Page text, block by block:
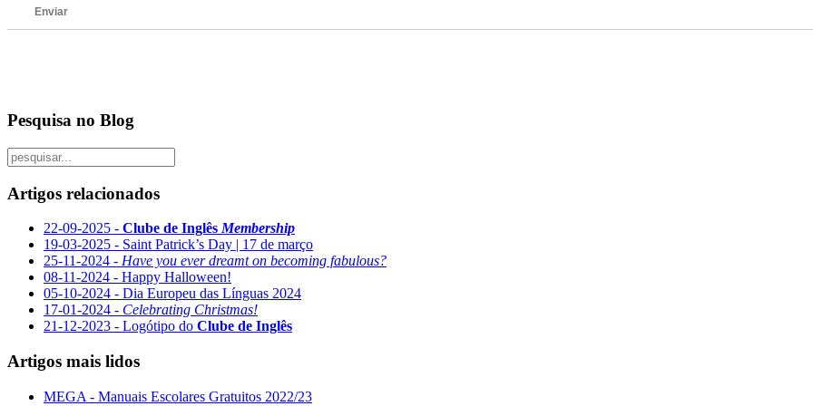
Enviar
Pesquisa no Blog
Artigos relacionados
22-09-2025 - Clube de Inglês Membership
19-03-2025 - Saint Patrick’s Day | 17 de março
25-11-2024 - Have you ever dreamt on becoming fabulous?
08-11-2024 - Happy Halloween!
05-10-2024 - Dia Europeu das Línguas 2024
17-01-2024 - Celebrating Christmas!
21-12-2023 - Logótipo do Clube de Inglês
Artigos mais lidos
MEGA - Manuais Escolares Gratuitos 2022/23